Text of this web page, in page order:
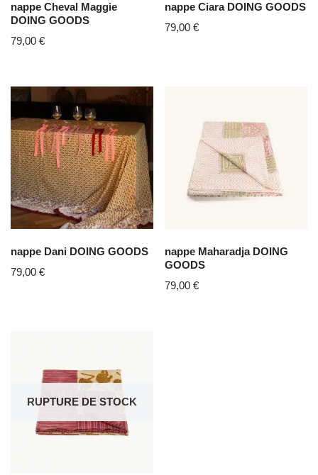
nappe Cheval Maggie
DOING GOODS
79,00 €
nappe Ciara DOING GOODS
79,00€
nappe Dani DOING GOODS
79,00 €
nappe Maharadja DOING
GOODS
79,00€
RUPTURE DE STOCK